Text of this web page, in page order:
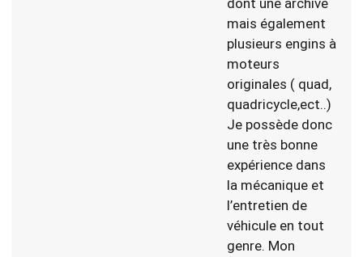
dont une archive
mais également
plusieurs engins à
moteurs
originales ( quad,
quadricycle,ect..)
Je possède donc
une très bonne
expérience dans
la mécanique et
l’entretien de
véhicule en tout
genre. Mon